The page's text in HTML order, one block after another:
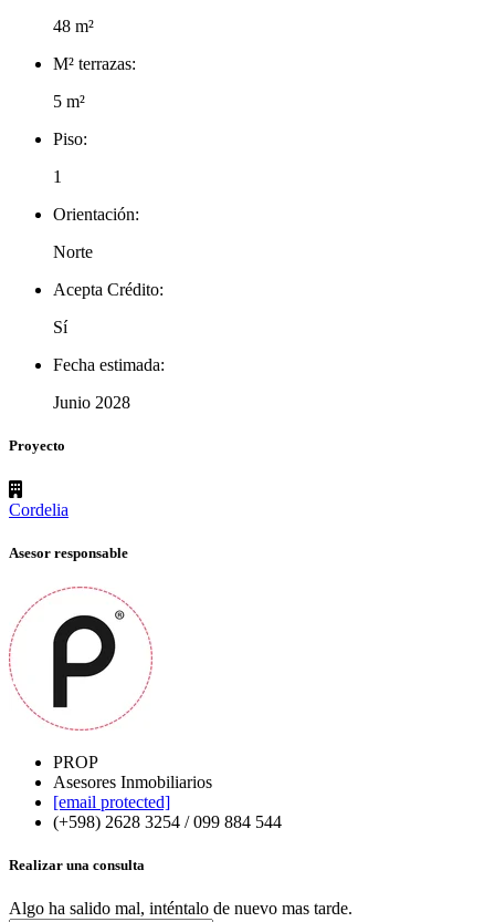
48 m²
M² terrazas:
5 m²
Piso:
1
Orientación:
Norte
Acepta Crédito:
Sí
Fecha estimada:
Junio 2028
Proyecto
Cordelia
Asesor responsable
PROP
Asesores Inmobiliarios
[email protected]
(+598) 2628 3254 / 099 884 544
Realizar una consulta
Algo ha salido mal, inténtalo de nuevo mas tarde.